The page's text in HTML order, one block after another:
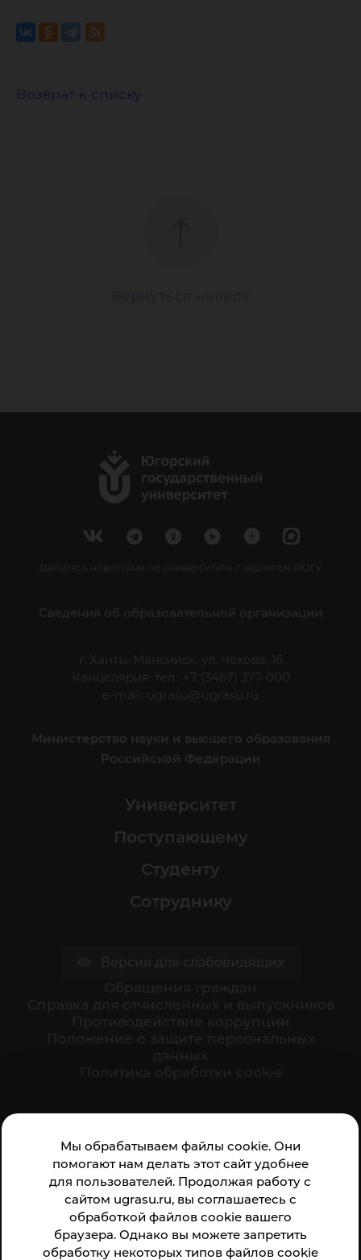
Мы обрабатываем файлы cookie. Они
помогают нам делать этот сайт удобнее
для пользователей. Продолжая работу с
сайтом ugrasu.ru, вы соглашаетесь с
обработкой файлов cookie вашего
браузера. Однако вы можете запретить
обработку некоторых типов файлов cookie
Возврат к списку
Делитесь новостями об университете с хештегом #ЮГУ
Сведения об образовательной организации
г. Ханты-Мансийск, ул. Чехова, 16
Канцелярия: тел.: +7 (3467) 377-000
e-mail:
ugrasu@ugrasu.ru
Министерство науки и высшего образования
Российской Федерации
Университет
Поступающему
Студенту
Сотруднику
организации: